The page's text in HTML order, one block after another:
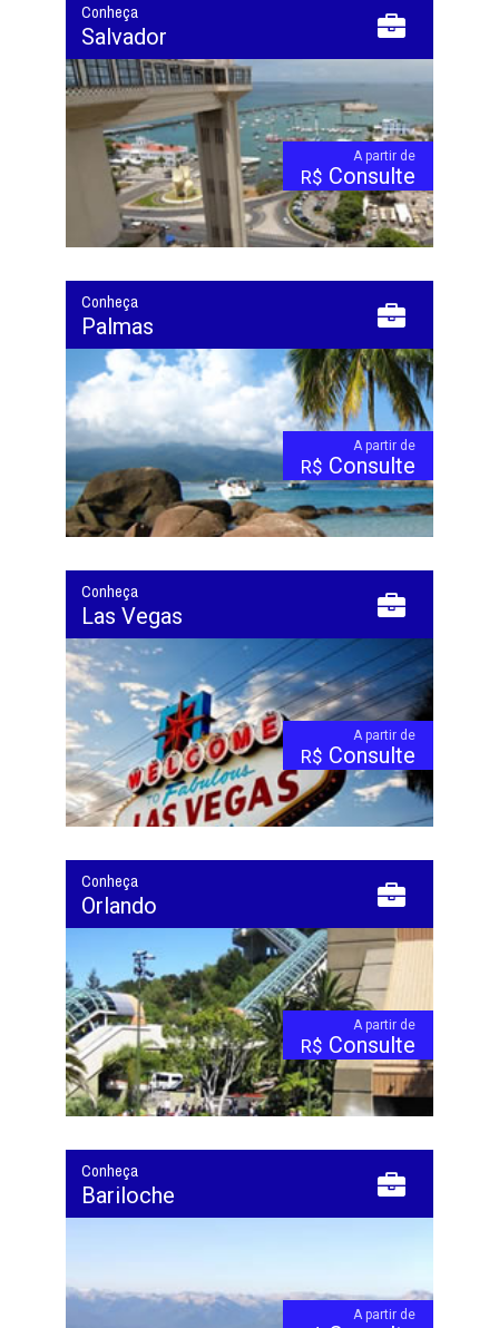
Conheça
Salvador
A partir de
R$ Consulte
Conheça
Palmas
A partir de
R$ Consulte
Conheça
Las Vegas
A partir de
R$ Consulte
Conheça
Orlando
A partir de
R$ Consulte
Conheça
Bariloche
A partir de